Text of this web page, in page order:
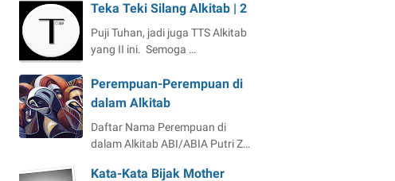
Teka Teki Silang Alkitab | 2
Puji Tuhan, jadi juga TTS Alkitab
yang II ini. Semoga …
Perempuan-Perempuan di
dalam Alkitab
Daftar Nama Perempuan di
dalam Alkitab ABI/ABIA Putri Z…
Kata-Kata Bijak Mother